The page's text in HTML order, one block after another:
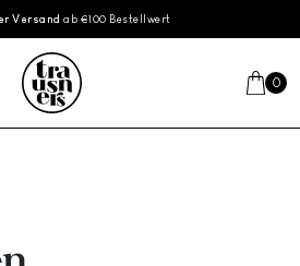
Versand ab €100 Bestellwert
0